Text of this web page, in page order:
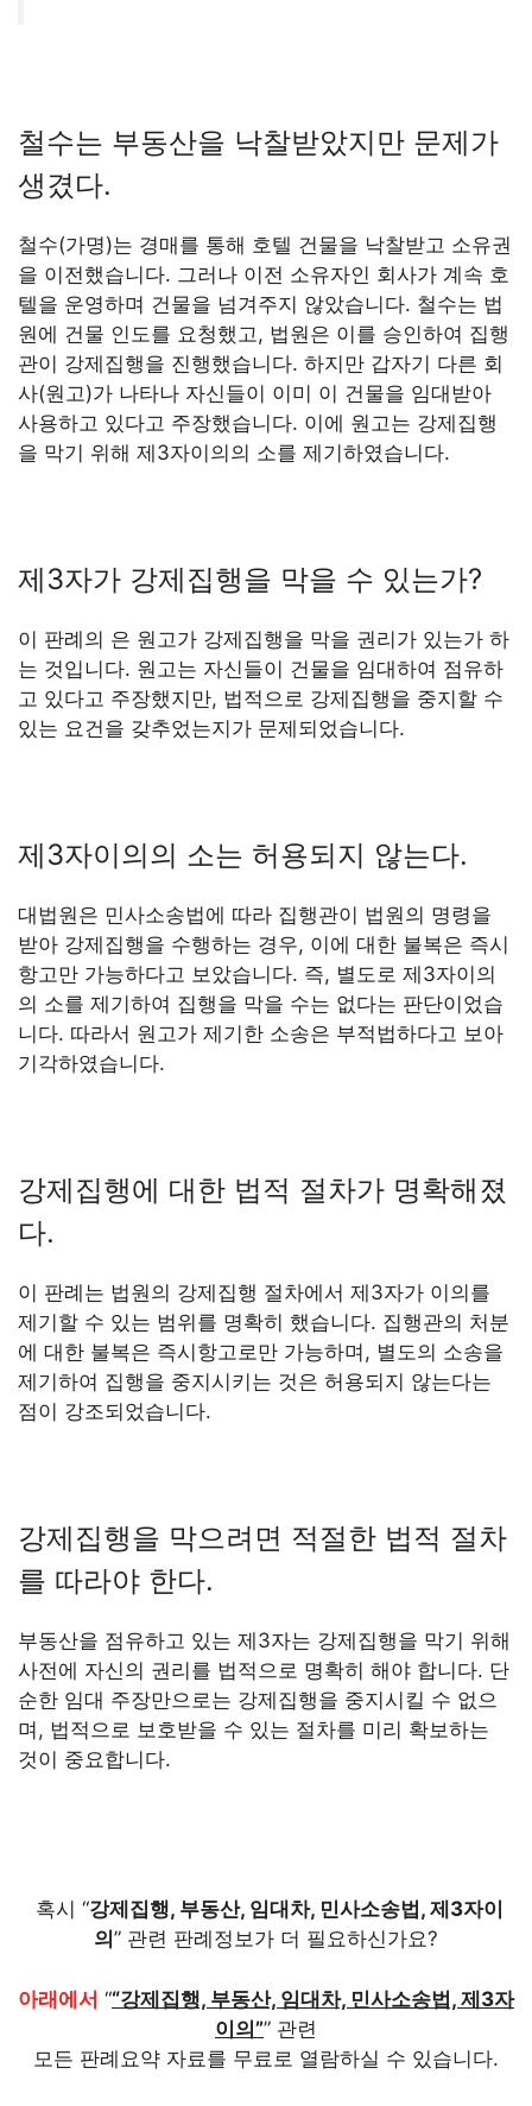
철수는 부동산을 낙찰받았지만 문제가
생겼다.
철수(가명)는 경매를 통해 호텔 건물을 낙찰받고 소유권
을 이전했습니다. 그러나 이전 소유자인 회사가 계속 호
텔을 운영하며 건물을 넘겨주지 않았습니다. 철수는 법
원에 건물 인도를 요청했고, 법원은 이를 승인하여 집행
관이 강제집행을 진행했습니다. 하지만 갑자기 다른 회
사(원고)가 나타나 자신들이 이미 이 건물을 임대받아
사용하고 있다고 주장했습니다. 이에 원고는 강제집행
을 막기 위해 제3자이의의 소를 제기하였습니다.
제3자가 강제집행을 막을 수 있는가?
이 판례의 은 원고가 강제집행을 막을 권리가 있는가 하
는 것입니다. 원고는 자신들이 건물을 임대하여 점유하
고 있다고 주장했지만, 법적으로 강제집행을 중지할 수
있는 요건을 갖추었는지가 문제되었습니다.
제3자이의의 소는 허용되지 않는다.
대법원은 민사소송법에 따라 집행관이 법원의 명령을
받아 강제집행을 수행하는 경우, 이에 대한 불복은 즉시
항고만 가능하다고 보았습니다. 즉, 별도로 제3자이의
의 소를 제기하여 집행을 막을 수는 없다는 판단이었습
니다. 따라서 원고가 제기한 소송은 부적법하다고 보아
기각하였습니다.
강제집행에 대한 법적 절차가 명확해졌
다.
이 판례는 법원의 강제집행 절차에서 제3자가 이의를
제기할 수 있는 범위를 명확히 했습니다. 집행관의 처분
에 대한 불복은 즉시항고로만 가능하며, 별도의 소송을
제기하여 집행을 중지시키는 것은 허용되지 않는다는
점이 강조되었습니다.
강제집행을 막으려면 적절한 법적 절차
를 따라야 한다.
부동산을 점유하고 있는 제3자는 강제집행을 막기 위해
사전에 자신의 권리를 법적으로 명확히 해야 합니다. 단
순한 임대 주장만으로는 강제집행을 중지시킬 수 없으
며, 법적으로 보호받을 수 있는 절차를 미리 확보하는
것이 중요합니다.
혹시 “강제집행, 부동산, 임대차, 민사소송법, 제3자이
의 ” 관련 판례정보가 더 필요하신가요?
아래에서 ““강제집행, 부동산, 임대차, 민사소송법, 제3자
이의”” 관련
모든 판례요약 자료를 무료로 열람하실 수 있습니다.